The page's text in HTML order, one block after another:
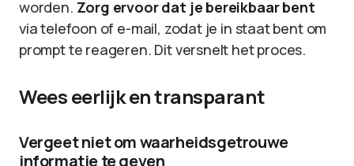
worden. Zorg ervoor dat je bereikbaar bent
via telefoon of e-mail, zodat je in staat bent om
prompt te reageren. Dit versnelt het proces.
Wees eerlijk en transparant
Vergeet niet om waarheidsgetrouwe
informatie te geven